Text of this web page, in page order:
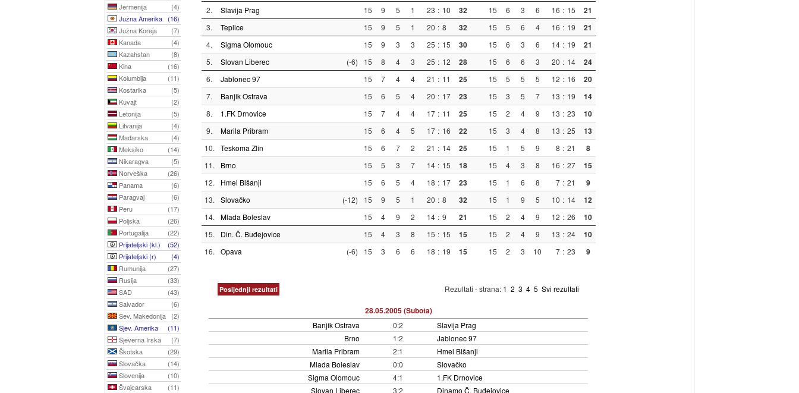
Jermenija
(4)
Južna Amerika (16)
Južna Koreja
(7)
Kanada
(4)
Kazahstan
(8)
Kina
(16)
Kolumbija
(11)
Kostarika
(5)
Kuvajt
(2)
Letonija
(5)
Litvanija
(4)
Mađarska
(4)
Meksiko
(14)
Nikaragva
(5)
Norveška
(26)
Panama
(6)
Paragvaj
(6)
Peru
(17)
Poljska
(26)
Portugalija
(22)
Prijateljski (kl.)
(52)
Prijateljski (r)
(4)
Rumunija
(27)
Rusija
(33)
SAD
(43)
Salvador
(6)
Sev. Makedonija
(2)
Sjev. Amerika
(11)
Sjeverna Irska
(7)
Škotska
(29)
Slovačka
(14)
Slovenija
(10)
Švajcarska
(11)
2. Slavija Prag 15 9 5 1 23 : 10 32 15 6 3 6 16 : 15 21
3. Teplice 15 9 5 1 20 : 8 32 15 5 6 4 16 : 19 21
4. Sigma Olomouc 15 9 3 3 25 : 15 30 15 6 3 6 14 : 19 21
5. Slovan Liberec (-6) 15 8 4 3 25 : 12 28 15 6 6 3 20 : 14 24
6. Jablonec 97 15 7 4 4 21 : 11 25 15 5 5 5 12 : 16 20
7. Banjik Ostrava 15 6 5 4 20 : 17 23 15 3 5 7 13 : 19 14
8. 1.FK Drnovice 15 7 4 4 17 : 11 25 15 2 4 9 13 : 23 10
9. Marila Pribram 15 6 4 5 17 : 16 22 15 3 4 8 13 : 25 13
10. Teskoma Zlin 15 6 7 2 21 : 14 25 15 1 5 9 8 : 21 8
11. Brno 15 5 3 7 14 : 15 18 15 4 3 8 16 : 27 15
12. Hmel Blšanji 15 6 5 4 18 : 17 23 15 1 6 8 7 : 21 9
13. Slovačko (-12) 15 9 5 1 20 : 8 32 15 1 9 5 10 : 14 12
14. Mlada Boleslav 15 4 9 2 14 : 9 21 15 2 4 9 12 : 26 10
15. Din. Č. Buđejovice 15 4 3 8 15 : 15 15 15 2 4 9 13 : 24 10
16. Opava (-6) 15 3 6 6 18 : 19 15 15 2 3 10 7 : 23 9
Posljednji rezultati Rezultati - strana: 1 2 3 4 5 Svi rezultati
28.05.2005 (Subota)
Banjik Ostrava 0:2
Slavija Prag
Brno
1:2
Jablonec 97
Marila Pribram
2:1
Hmel Blšanji
Mlada Boleslav
0:0
Slovačko
Sigma Olomouc
4:1
1.FK Drnovice
Slovan Liberec
3:2 Dinamo Č. Buđejovice